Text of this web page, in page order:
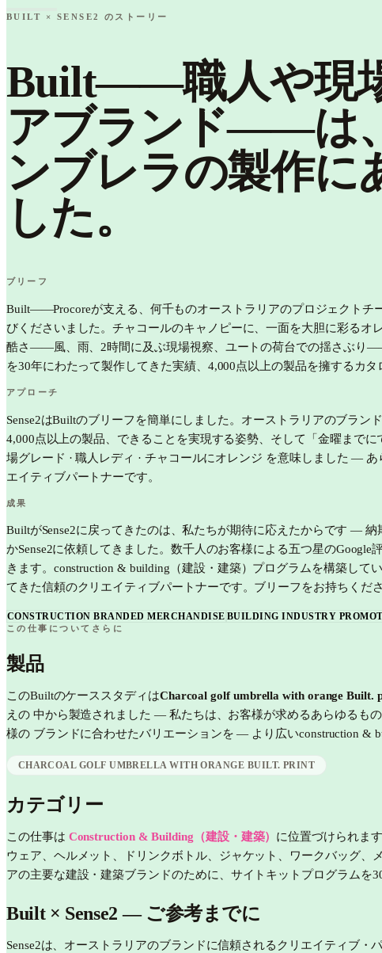
BUILT × SENSE2 のストーリー
Built——職人や現
アブランド——は
ンブレラの製作に
した。
ブリーフ
Built——Procoreが支える、何千ものオーストラリアのプロジェクトチ
びくださいました。チャコールのキャノピーに、一面を大胆に彩る
酷さ——風、雨、2時間に及ぶ現場視察、ユートの荷台での揺さぶり
を30年にわたって製作してきた実績、4,000点以上の製品を擁するカ
アプローチ
Sense2はBuiltのブリーフを簡単にしました。オーストラリアのブラ
4,000点以上の製品、できることを実現する姿勢、そして「金曜まで
場グレード · 職人レディ · チャコールにオレンジ を意味しました —
エイティブパートナーです。
成果
BuiltがSense2に戻ってきたのは、私たちが期待に応えたからです —
かSense2に依頼してきました。数千人のお客様による五つ星の
きます。construction & building（建設・建築）プログラムを構築して
てきた信頼のクリエイティブパートナーです。ブリーフをお持ちくだ
CONSTRUCTION BRANDED MERCHANDISE BUILDING INDUSTRY
この仕事についてさらに
製品
このBuiltのケーススタディはCharcoal golf umbrella with orange Built.
えの 中から製造されました — 私たちは、お客様が求めるあらゆるも
様の ブランドに合わせたバリエーションを — より広いconstruction &
CHARCOAL GOLF UMBRELLA WITH ORANGE BUILT. PRINT
カテゴリー
この仕事は Construction & Building（建設・建築） に位置づけられま
ウェア、ヘルメット、ドリンクボトル、ジャケット、ワークバッグ、
アの主要な建設・建築ブランドのために、サイトキットプログラム
Built× Sense2 — ご参考までに
Sense2は、オーストラリアのブランドに信頼されるクリエイティブ